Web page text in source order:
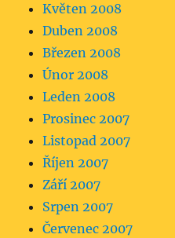
Květen 2008
Duben 2008
Březen 2008
Únor 2008
Leden 2008
Prosinec 2007
Listopad 2007
Říjen 2007
Září 2007
Srpen 2007
Červenec 2007